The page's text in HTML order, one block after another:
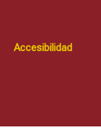
Accesibilidad